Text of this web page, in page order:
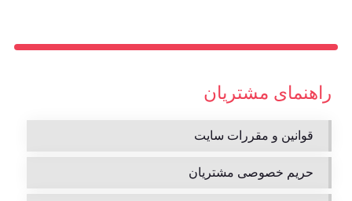
راهنمای مشتریان
قوانین و مقررات سایت
حریم خصوصی مشتریان